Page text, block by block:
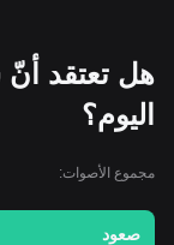
اليوم؟
مجموع الأصوات:
صعود